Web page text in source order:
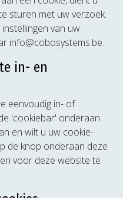
sturen met uw verzoek.
van uw
info@cobosystems.be.
in- en
eenvoudig in- of
'cookiebar' onderaan
en wilt u uw cookie-
de knop onderaan deze
voor deze website te